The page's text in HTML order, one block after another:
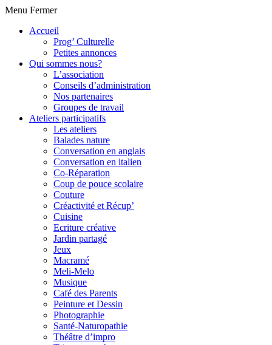
Menu Fermer
Accueil
Prog’ Culturelle
Petites annonces
Qui sommes nous?
L’association
Conseils d’administration
Nos partenaires
Groupes de travail
Ateliers participatifs
Les ateliers
Balades nature
Conversation en anglais
Conversation en italien
Co-Réparation
Coup de pouce scolaire
Couture
Créactivité et Récup’
Cuisine
Ecriture créative
Jardin partagé
Jeux
Macramé
Meli-Melo
Musique
Café des Parents
Peinture et Dessin
Photographie
Santé-Naturopathie
Théâtre d’impro